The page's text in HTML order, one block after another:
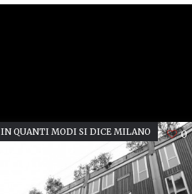
IN QUANTI MODI SI DICE MILANO 0